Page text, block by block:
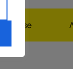
Franchise